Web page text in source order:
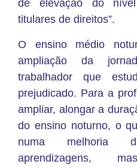
de elevação do
titulares de direitos”.
O ensino médio
ampliação da
trabalhador que
prejudicado. Para a
ampliar, alongar a
do ensino noturno, o
numa melhoria
aprendizagens,